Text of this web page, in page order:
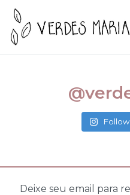
Deixe seu email para